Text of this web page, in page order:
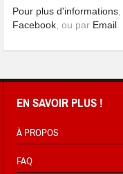
Pour plus d'informations
Facebook , ou par Email
EN SAVOIR PLUS !
À PROPOS
FAQ